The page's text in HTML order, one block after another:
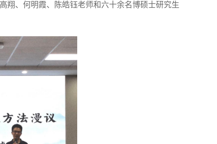
翔、何明霞、陈皓钰老师和六十余名博硕士研究生